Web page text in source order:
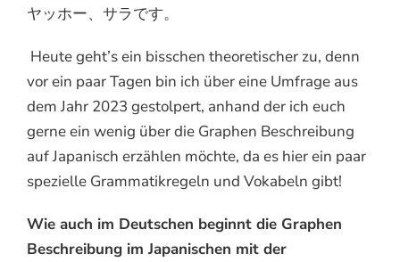
ヤッホー、サラです。
Heute geht’s ein bisschen theoretischer zu, denn
vor ein paar Tagen bin ich über eine Umfrage aus
dem Jahr 2023 gestolpert, anhand der ich euch
gerne ein wenig über die Graphen Beschreibung
auf Japanisch erzählen möchte, da es hier ein paar
spezielle Grammatikregeln und Vokabeln gibt!
Wie auch im Deutschen beginnt die Graphen
Beschreibung im Japanischen mit der